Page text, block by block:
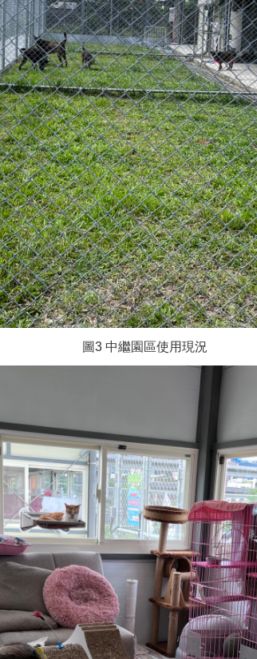
圖3 中繼園區使用現況